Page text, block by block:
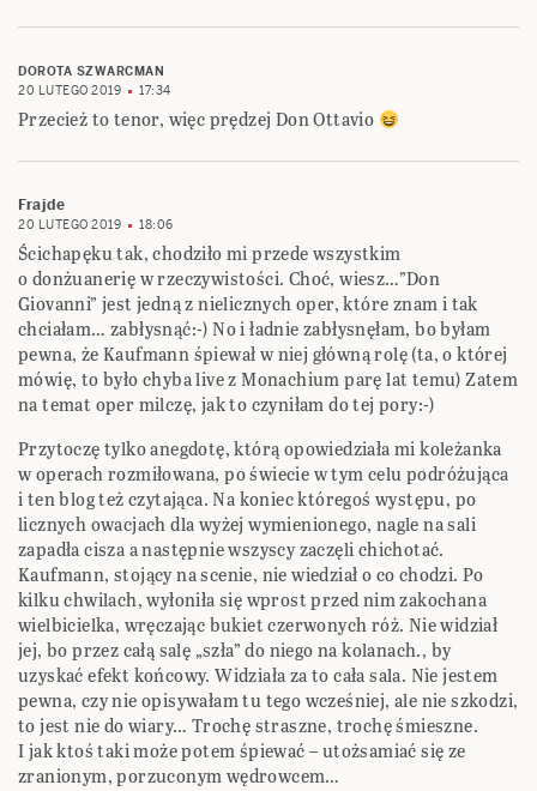
DOROTA SZWARCMAN
20 LUTEGO 2019
17:34
Przecież to tenor, więc prędzej Don Ottavio
Frajde
20 LUTEGO 2019 18:06
Ścichapęku tak, chodziło mi przede wszystkim
o donżuanerię w rzeczywistości. Choć, wiesz…”Don
Giovanni” jest jedną z nielicznych oper, które znam i tak
chciałam… zabłysnąć:-) No i ładnie zabłysnęłam, bo byłam
pewna, że Kaufmann śpiewał w niej główną rolę (ta, o której
mówię, to było chyba live z Monachium parę lat temu) Zatem
na temat oper milczę, jak to czyniłam do tej pory:-)
Przytoczę tylko anegdotę, którą opowiedziała mi koleżanka
w operach rozmiłowana, po świecie w tym celu podróżująca
i ten blog też czytająca. Na koniec któregoś występu, po
licznych owacjach dla wyżej wymienionego, nagle na sali
zapadła cisza a następnie wszyscy zaczęli chichotać.
Kaufmann, stojący na scenie, nie wiedział o co chodzi. Po
kilku chwilach, wyłoniła się wprost przed nim zakochana
wielbicielka, wręczając bukiet czerwonych róż. Nie widział
jej, bo przez całą salę „szła” do niego na kolanach., by
uzyskać efekt końcowy. Widziała za to cała sala. Nie jestem
pewna, czy nie opisywałam tu tego wcześniej, ale nie szkodzi,
to jest nie do wiary… Trochę straszne, trochę śmieszne.
I jak ktoś taki może potem śpiewać – utożsamiać się ze
zranionym, porzuconym wędrowcem…